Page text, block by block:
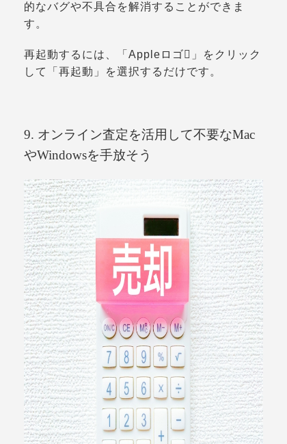
的なバグや不具合を解消することができま
す。
再起動するには、「 Appleロゴ 」をクリック
して「 再起動 」を選択するだけです。
9. オンライン査定を活用して不要なMac
やWindowsを手放そう